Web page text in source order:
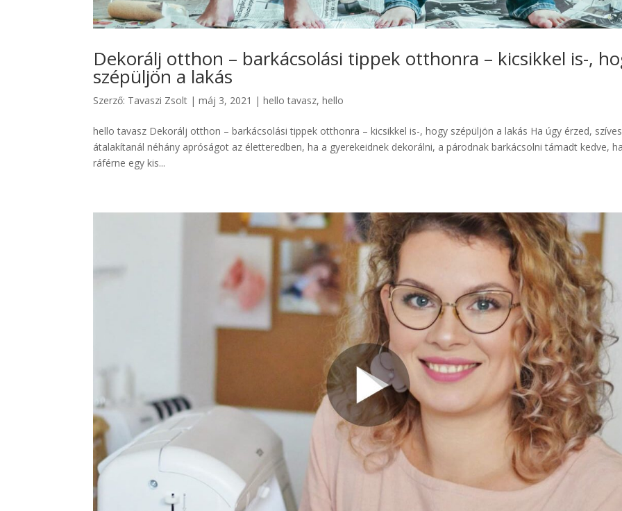
Dekorálj otthon – barkácsolási tippek otthonra – kicsikkel is-,
szépüljön a lakás
Szerző: Tavaszi Zsolt |máj 3, 2021 |hello tavasz,hello
hello tavasz Dekorálj otthon – barkácsolási tippek otthonra – kicsikkel is-, hogy szépüljön a lakás Ha úgy érzed,
átalakítanál néhány apróságot az életteredben, ha a gyerekeidnek dekorálni, a párodnak barkácsolni támadt kedve,
ráférne egy kis...